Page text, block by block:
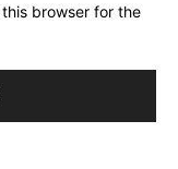
browser for the